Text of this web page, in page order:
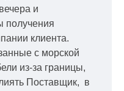
и
получения
клиента.
с морской
из-за границы,
Поставщик, в